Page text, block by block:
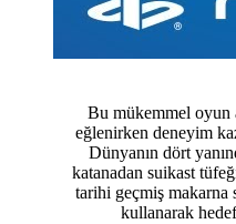
Bu mükemmel oyun
eğlenirken deneyim
Dünyanın dört
katanadan suikast
tarihi geçmiş makarna
kullanarak